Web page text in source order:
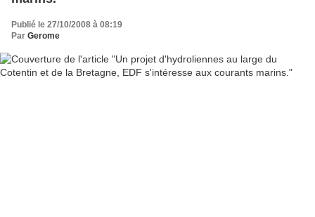
Publié le 27/10/2008 à 08:19
Par Gerome